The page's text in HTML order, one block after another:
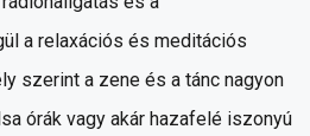
a relaxációs és meditációs
szerint a zene és a tánc nagyon
órák vagy akár hazafelé iszonyú